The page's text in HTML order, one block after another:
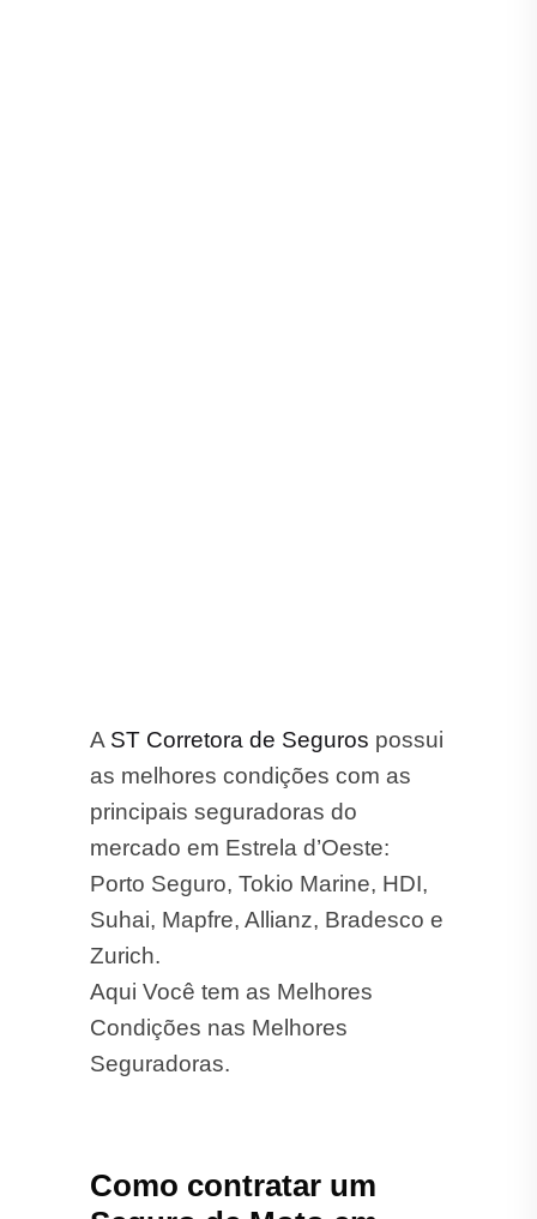
A ST Corretora de Seguros possui
as melhores condições com as
principais seguradoras do
mercado em Estrela d’Oeste:
Porto Seguro, Tokio Marine, HDI,
Suhai, Mapfre, Allianz, Bradesco e
Zurich.
Aqui Você tem as Melhores
Condições nas Melhores
Seguradoras.
Como contratar um